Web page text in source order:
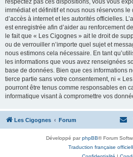
respectez pas ces dispositions, vous vous
immédiat et définitif et nous nous réservons le
d’accès à internet et les autorités officielles.
est enregistrée afin d’aider au renforcement
le fait que « Les Cigognes » ait le droit de
ou de verrouiller n’importe quel sujet et
nous estimons cela nécessaire. En tant
les informations que vous avez renseignées
base de données. Bien que ces informations
tierce partie sans votre consentement, ni «
pourront être tenus comme responsables en
informatique visant à compromettre vos
Les Cigognes Forum
Développé parphpBB® Forum
Traduction française